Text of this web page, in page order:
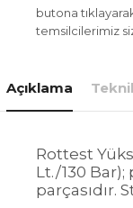
butona
temsilcilerimiz
Açıklama
Rottest
Lt./130
parçasıdır.